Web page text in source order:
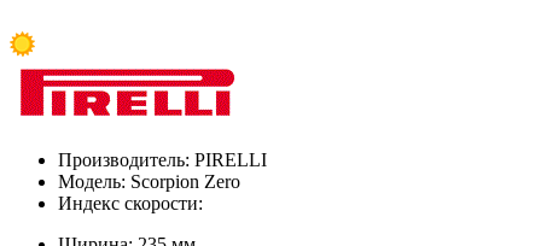
Производитель: PIRELLI
Модель: Scorpion Zero
Индекс скорости: